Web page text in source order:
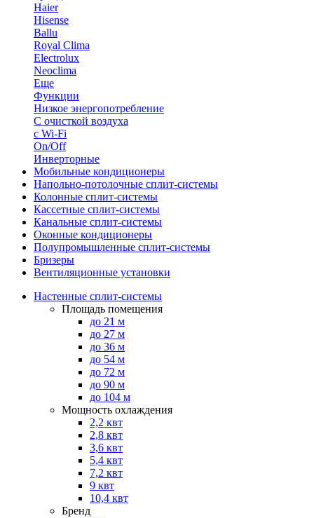
Haier
Hisense
Ballu
Royal Clima
Electrolux
Neoclima
Еще
Функции
Низкое энергопотребление
С очисткой воздуха
с Wi-Fi
On/Off
Инверторные
Мобильные кондиционеры
Напольно-потолоч​ные ​сплит-системы
Колонные ​​сплит-системы
Кассетные сплит-системы
Канальные сплит-системы
Оконные кондиционеры
Полупромышленные сплит-системы
Бризеры
Вентиляционные установки
Настенные сплит-системы
Площадь помещения
до 21 м
до 27 м
до 36 м
до 54 м
до 72 м
до 90 м
до 104 м
Мощность охлаждения
2,2 квт
2,8 квт
3,6 квт
5,4 квт
7,2 квт
9 квт
10,4 квт
Бренд